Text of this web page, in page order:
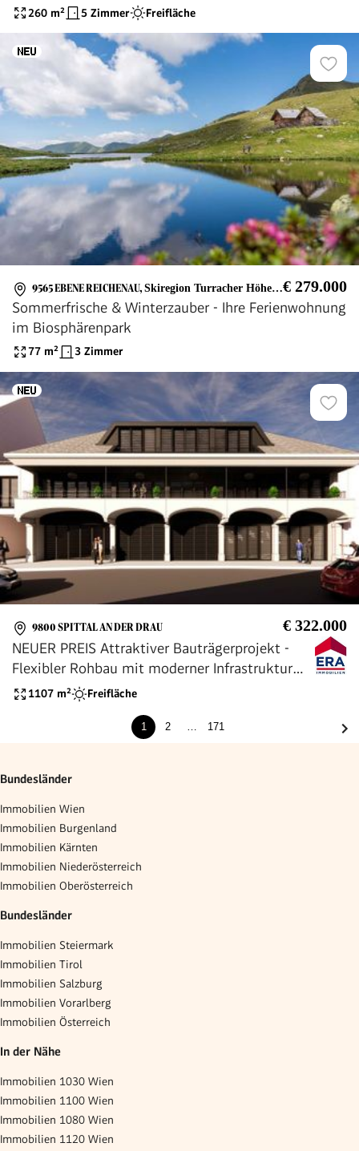
260 m² 5 Zimmer Freifläche
9565 EBENE REICHENAU, Skiregion Turracher Höhe & Reichenau - Reichenau € 279.000
Sommerfrische & Winterzauber - Ihre Ferienwohnung
im Biosphärenpark
77 m² 3 Zimmer
9800 SPITTAL AN DER DRAU € 322.000
NEUER PREIS Attraktiver Bauträgerprojekt -
Flexibler Rohbau mit moderner Infrastruktur
und Baugenehmigung!
1107 m² Freifläche
1 2 171
Bundesländer
Immobilien Wien
Immobilien Burgenland
Immobilien Kärnten
Immobilien Niederösterreich
Immobilien Oberösterreich
Bundesländer
Immobilien Steiermark
Immobilien Tirol
Immobilien Salzburg
Immobilien Vorarlberg
Immobilien Österreich
In der Nähe
Immobilien 1030 Wien
Immobilien 1100 Wien
Immobilien 1080 Wien
Immobilien 1120 Wien